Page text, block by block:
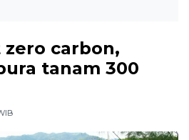
carbon,
tanam 300